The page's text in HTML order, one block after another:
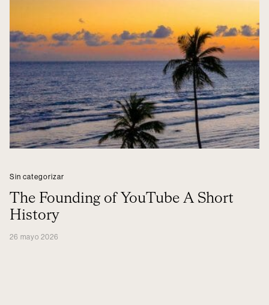
Sin categorizar
The Founding of YouTube A Short
History
26 mayo 2026